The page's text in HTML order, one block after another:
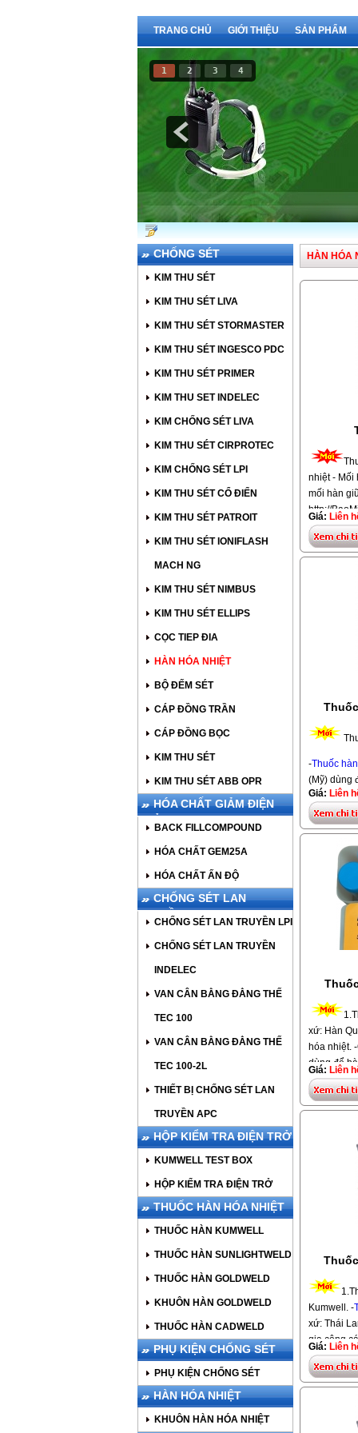
TRANG CHỦ GIỚI THIỆU SẢN PHẨM
1 2 3 4
Báo Cháy
CHỐNG SÉT
KIM THU SÉT
KIM THU SÉT LIVA
KIM THU SÉT STORMASTER
KIM THU SÉT INGESCO PDC
KIM THU SÉT PRIMER
KIM THU SET INDELEC
KIM CHỐNG SÉT LIVA
KIM THU SÉT CIRPROTEC
KIM CHỐNG SÉT LPI
KIM THU SÉT CỔ ĐIỂN
KIM THU SÉT PATROIT
KIM THU SÉT IONIFLASH
MACH NG
KIM THU SÉT NIMBUS
KIM THU SÉT ELLIPS
CỌC TIEP ĐIA
HÀN HÓA NHIỆT
BỘ ĐẾM SÉT
CÁP ĐỒNG TRẦN
CÁP ĐỒNG BỌC
KIM THU SÉT
KIM THU SÉT ABB OPR
HÓA CHẤT GIẢM ĐIỆN
TRỞ
BACK FILLCOMPOUND
HÓA CHẤT GEM25A
HÓA CHẤT ẤN ĐỘ
CHỐNG SÉT LAN
TRUYỀN
CHỐNG SÉT LAN TRUYỀN LPI
CHỐNG SÉT LAN TRUYỀN
INDELEC
VAN CÂN BẰNG ĐẲNG THẾ
TEC 100
VAN CÂN BẰNG ĐẲNG THẾ
TEC 100-2L
THIẾT BỊ CHỐNG SÉT LAN
TRUYỀN APC
HỘP KIỂM TRA ĐIỆN TRỞ
KUMWELL TEST BOX
HỘP KIỂM TRA ĐIỆN TRỞ
THUỐC HÀN HÓA NHIỆT
THUỐC HÀN KUMWELL
THUỐC HÀN SUNLIGHTWELD
THUỐC HÀN GOLDWELD
KHUÔN HÀN GOLDWELD
THUỐC HÀN CADWELD
PHỤ KIỆN CHỐNG SÉT
PHỤ KIỆN CHỐNG SÉT
HÀN HÓA NHIỆT
KHUÔN HÀN HÓA NHIỆT
HÀN HÓA
nhiệt - Mối
mối hàn
http://
nhiệt với
-Hiện nay
-
Cadweld -
và Thuốc
2.Các loại
lọ 115g,
http://
nhận thi
sẽ làm
884
=>> Bạn
Xuất xứ:
Giá: Liên
-Thuốc
(Mỹ) dùng
với dây
CADWELD
2. Các
Gồm lọ
hợp với
http://
các loại
Ngoài ra
công mối
Sử dụng
nhiệt
Goldweld-
50mm2
Mua thuốc
hệ Hotline:
=>>
hàn hoá
Giá: Liên
xứ: Hàn
hóa nhiệt.
dùng để
50mm2, lọ
với dây
http://
thuốc hàn
công bãi
nhiệt, thi
hóa nhiệt
70mm2-
vui lòng
Giá: Liên
Kumwell. -
xứ: Thái
gia công
chống sét.
phi 14
đồng 50
thuốc hàn
Giá: Liên